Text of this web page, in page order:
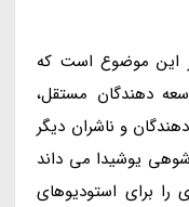
این موضوع است که
دهندگان مستقل،
و ناشران دیگر
یوشیدا می داند
برای استودیوهای